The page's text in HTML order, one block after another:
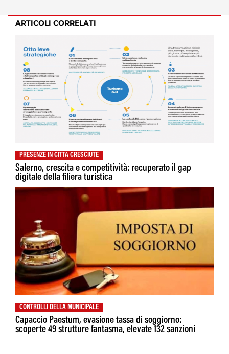
ARTICOLI CORRELATI
PRESENZE IN CITTÀ CRESCIUTE
Salerno, crescita e competitività: recuperato il gap
digitale della filiera turistica
CONTROLLI DELLA MUNICIPALE
Capaccio Paestum, evasione tassa di soggiorno:
scoperte 49 strutture fantasma, elevate 132 sanzioni